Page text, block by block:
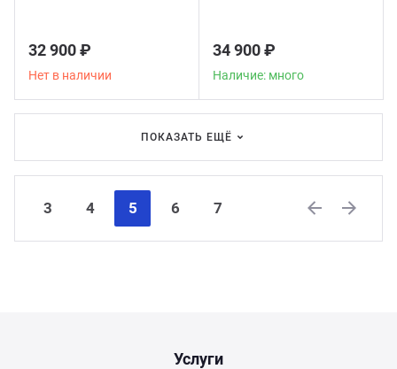
32 900 ₽
Нет в наличии
34 900 ₽
Наличие: много
ПОКАЗАТЬ ЕЩЁ
3 4 5 6
7
Услуги